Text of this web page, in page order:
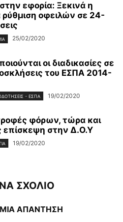
εφορία: Ξεκινά η
ρύθμιση οφειλών σε 24-
25/02/2020
οι διαδικασίες σε
του ΕΣΠΑ 2014-
- ΕΣΠΑ 19/02/2020
φόρων, τώρα και
επίσκεψη στην Δ.Ο.Υ
19/02/2020
ΣΧΟΛΙΟ
ΑΠΑΝΤΗΣΗ